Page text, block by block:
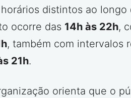
distintos ao
ocorre das 14h às 22h,
, também com intervalos
21h.
orienta que o